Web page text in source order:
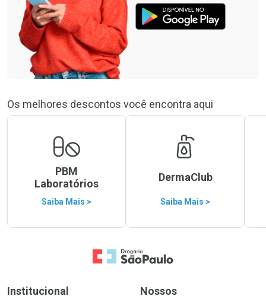
Os melhores descontos você encontra aqui
PBM
Laboratórios
Saiba Mais >
DermaClub
Saiba Mais >
Ir para a Home
Institucional Nossos